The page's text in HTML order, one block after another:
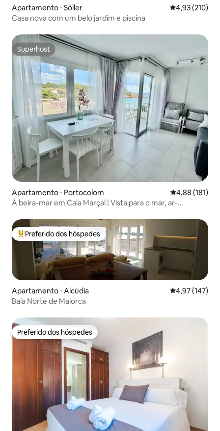
Apartamento ⋅ Sóller 4,93 de uma
4,93 (210)
Casa nova com um belo jardim e piscina
Superhost
Superhost
Apartamento ⋅ Portocolom 4,88 de uma
4,88 (181)
À beira-mar em Cala Marçal | Vista para o mar, ar-
Entre os melhores preferidos dos hóspedes
Preferido dos hóspedes
Apartamento ⋅ Alcúdia 4,97 de uma
4,97 (147)
Baía Norte de Maiorca
Preferido dos hóspedes
Preferido dos hóspedes